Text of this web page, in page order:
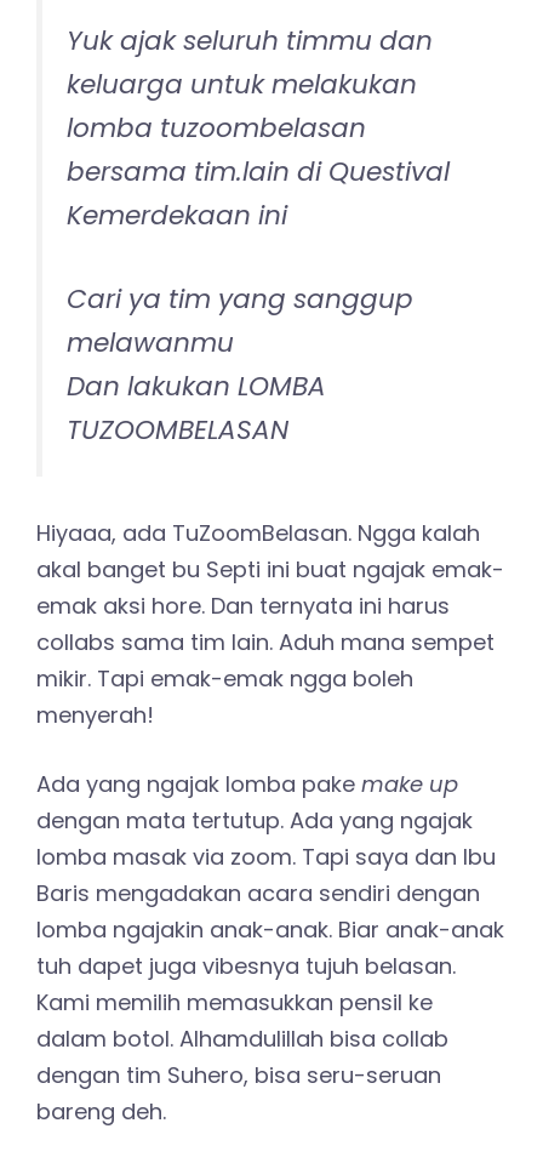
Yuk ajak seluruh timmu dan
keluarga untuk melakukan
lomba tuzoombelasan
bersama tim.lain di Questival
Kemerdekaan ini
Cari ya tim yang sanggup
melawanmu
Dan lakukan LOMBA
TUZOOMBELASAN
Hiyaaa, ada TuZoomBelasan. Ngga kalah
akal banget bu Septi ini buat ngajak emak-
emak aksi hore. Dan ternyata ini harus
collabs sama tim lain. Aduh mana sempet
mikir. Tapi emak-emak ngga boleh
menyerah!
Ada yang ngajak lomba pake make up
dengan mata tertutup. Ada yang ngajak
lomba masak via zoom. Tapi saya dan Ibu
Baris mengadakan acara sendiri dengan
lomba ngajakin anak-anak. Biar anak-anak
tuh dapet juga vibesnya tujuh belasan.
Kami memilih memasukkan pensil ke
dalam botol. Alhamdulillah bisa collab
dengan tim Suhero, bisa seru-seruan
bareng deh.